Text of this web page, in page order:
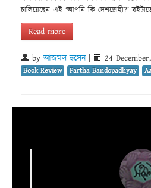
চালিয়েছেন এই ‘আপনি কি দেশদ্রোহী?’
Read more
byআজমল হুসেন| 24
Book Review Partha Bandopadhyay